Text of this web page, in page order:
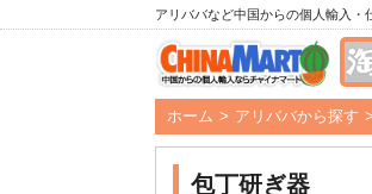
アリババなど中国からの個人輸入・
ホーム > アリババから探す >
包丁研ぎ器